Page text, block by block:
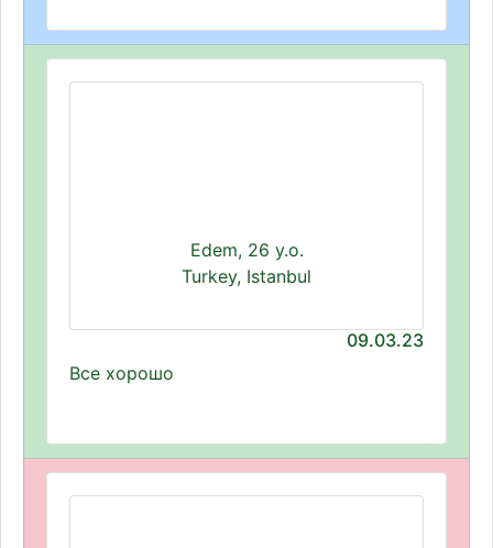
Edem, 26 y.o.
Turkey, Istanbul
09.03.23
Все хорошо